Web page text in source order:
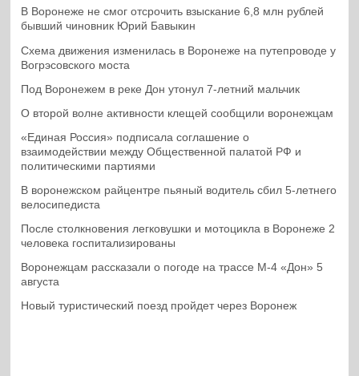
В Воронеже не смог отсрочить взыскание 6,8 млн рублей
бывший чиновник Юрий Бавыкин
Схема движения изменилась в Воронеже на путепроводе у
Вогрэсовского моста
Под Воронежем в реке Дон утонул 7-летний мальчик
О второй волне активности клещей сообщили воронежцам
«Единая Россия» подписала соглашение о
взаимодействии между Общественной палатой РФ и
политическими партиями
В воронежском райцентре пьяный водитель сбил 5-летнего
велосипедиста
После столкновения легковушки и мотоцикла в Воронеже 2
человека госпитализированы
Воронежцам рассказали о погоде на трассе М-4 «Дон» 5
августа
Новый туристический поезд пройдет через Воронеж